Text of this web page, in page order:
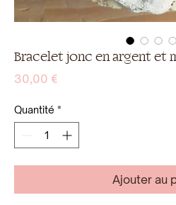
Bracelet jonc en argent et
30,00 €
Quantité *
Ajouter au